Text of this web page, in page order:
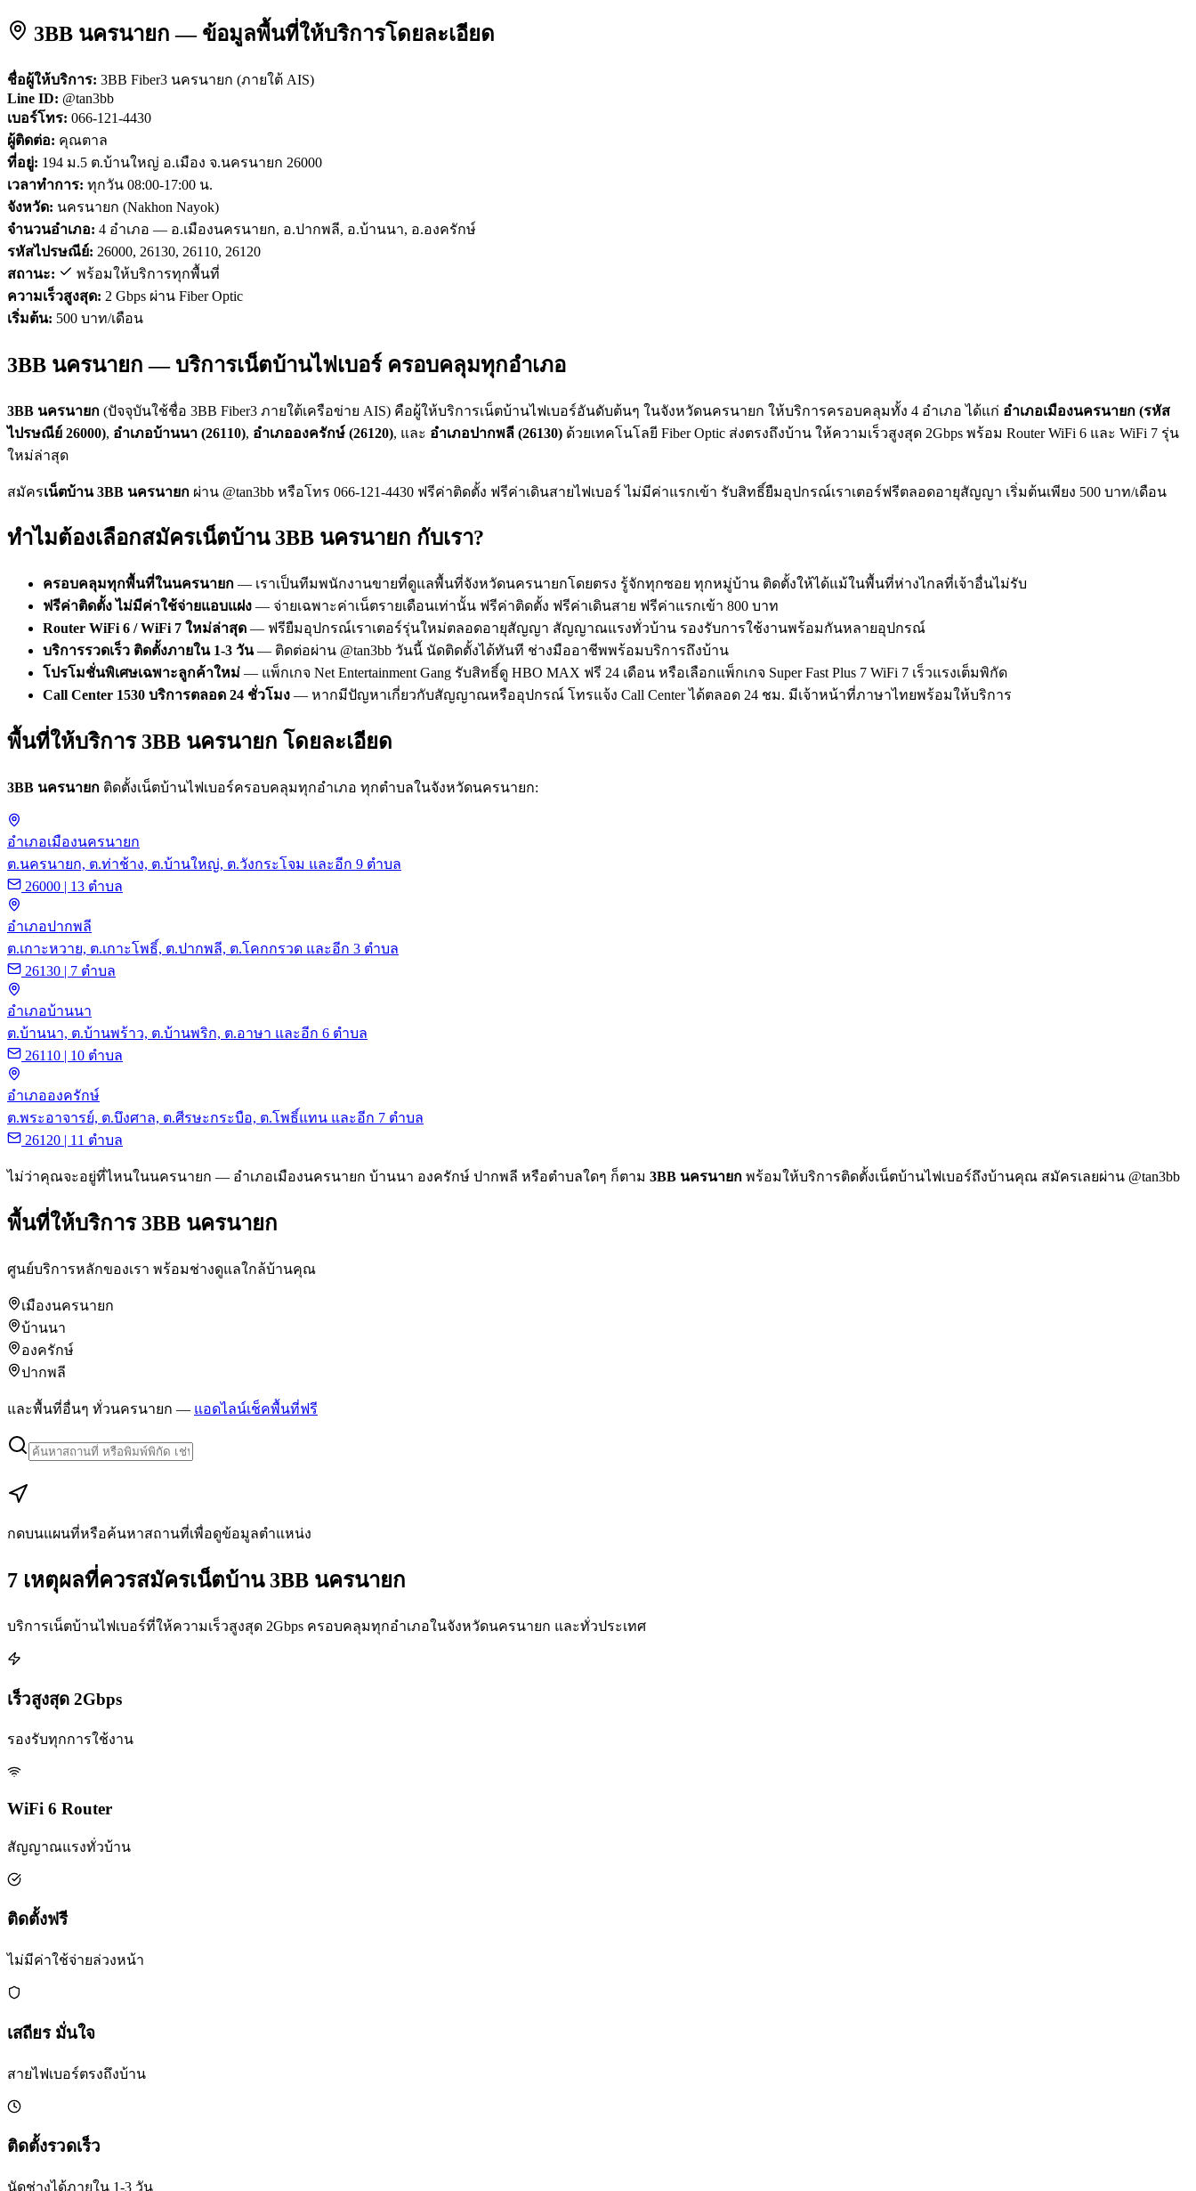
3BB นครนายก — ข้อมูลพื้นที่ให้บริการโดยละเอียด
ชื่อผู้ให้บริการ: 3BB Fiber3 นครนายก (ภายใต้ AIS)
Line ID: @tan3bb
เบอร์โทร: 066-121-4430
ผู้ติดต่อ: คุณตาล
ที่อยู่: 194 ม.5 ต.บ้านใหญ่ อ.เมือง จ.นครนายก 26000
เวลาทำการ: ทุกวัน 08:00-17:00 น.
จังหวัด: นครนายก (Nakhon Nayok)
จำนวนอำเภอ: 4 อำเภอ — อ.เมืองนครนายก, อ.ปากพลี, อ.บ้านนา, อ.องครักษ์
รหัสไปรษณีย์: 26000, 26130, 26110, 26120
สถานะ:
พร้อมให้บริการทุกพื้นที่
ความเร็วสูงสุด: 2 Gbps ผ่าน Fiber Optic
เริ่มต้น: 500 บาท/เดือน
3BB นครนายก — บริการเน็ตบ้านไฟเบอร์ ครอบคลุมทุกอำเภอ
3BB นครนายก (ปัจจุบันใช้ชื่อ 3BB Fiber3 ภายใต้เครือข่าย AIS) คือผู้ให้บริการเน็ตบ้านไฟเบอร์อันดับต้นๆ ในจังหวัดนครนายก ให้บริการครอบคลุมทั้ง 4 อำเภอ ได้แก่ อำเภอเมืองนครนายก (รหัส
ไปรษณีย์ 26000), อำเภอบ้านนา (26110), อำเภอองครักษ์ (26120), และ อำเภอปากพลี (26130) ด้วยเทคโนโลยี Fiber Optic ส่งตรงถึงบ้าน ให้ความเร็วสูงสุด 2Gbps พร้อม Router WiFi 6 และ WiFi 7 รุ่น
ใหม่ล่าสุด
สมัครเน็ตบ้าน 3BB นครนายก ผ่าน @tan3bb หรือโทร 066-121-4430 ฟรีค่าติดตั้ง ฟรีค่าเดินสายไฟเบอร์ ไม่มีค่าแรกเข้า รับสิทธิ์ยืมอุปกรณ์เราเตอร์ฟรีตลอดอายุสัญญา เริ่มต้นเพียง 500 บาท/เดือน
ทำไมต้องเลือกสมัครเน็ตบ้าน 3BB นครนายก กับเรา?
ครอบคลุมทุกพื้นที่ในนครนายก — เราเป็นทีมพนักงานขายที่ดูแลพื้นที่จังหวัดนครนายกโดยตรง รู้จักทุกซอย ทุกหมู่บ้าน ติดตั้งให้ได้แม้ในพื้นที่ห่างไกลที่เจ้าอื่นไม่รับ
ฟรีค่าติดตั้ง ไม่มีค่าใช้จ่ายแอบแฝง — จ่ายเฉพาะค่าเน็ตรายเดือนเท่านั้น ฟรีค่าติดตั้ง ฟรีค่าเดินสาย ฟรีค่าแรกเข้า 800 บาท
Router WiFi 6 / WiFi 7 ใหม่ล่าสุด — ฟรียืมอุปกรณ์เราเตอร์รุ่นใหม่ตลอดอายุสัญญา สัญญาณแรงทั่วบ้าน รองรับการใช้งานพร้อมกันหลายอุปกรณ์
บริการรวดเร็ว ติดตั้งภายใน 1-3 วัน— ติดต่อผ่าน @tan3bb วันนี้ นัดติดตั้งได้ทันที ช่างมืออาชีพพร้อมบริการถึงบ้าน
โปรโมชั่นพิเศษเฉพาะลูกค้าใหม่ — แพ็กเกจ Net Entertainment Gang รับสิทธิ์ดู HBO MAX ฟรี 24 เดือน หรือเลือกแพ็กเกจ Super Fast Plus 7 WiFi 7 เร็วแรงเต็มพิกัด
Call Center 1530 บริการตลอด 24 ชั่วโมง — หากมีปัญหาเกี่ยวกับสัญญาณหรืออุปกรณ์ โทรแจ้ง Call Center ได้ตลอด 24 ชม. มีเจ้าหน้าที่ภาษาไทยพร้อมให้บริการ
พื้นที่ให้บริการ 3BB นครนายก โดยละเอียด
3BB นครนายก ติดตั้งเน็ตบ้านไฟเบอร์ครอบคลุมทุกอำเภอ ทุกตำบลในจังหวัดนครนายก:
อำเภอเมืองนครนายก
ต.นครนายก, ต.ท่าช้าง, ต.บ้านใหญ่, ต.วังกระโจม และอีก 9 ตำบล
26000 | 13 ตำบล
อำเภอปากพลี
ต.เกาะหวาย, ต.เกาะโพธิ์, ต.ปากพลี, ต.โคกกรวด และอีก 3 ตำบล
26130 | 7 ตำบล
อำเภอบ้านนา
ต.บ้านนา, ต.บ้านพร้าว, ต.บ้านพริก, ต.อาษา และอีก 6 ตำบล
26110 | 10 ตำบล
อำเภอองครักษ์
ต.พระอาจารย์, ต.บึงศาล, ต.ศีรษะกระบือ, ต.โพธิ์แทน และอีก 7 ตำบล
26120 | 11 ตำบล
ไม่ว่าคุณจะอยู่ที่ไหนในนครนายก — อำเภอเมืองนครนายก บ้านนา องครักษ์ ปากพลี หรือตำบลใดๆ ก็ตาม 3BB นครนายก พร้อมให้บริการติดตั้งเน็ตบ้านไฟเบอร์ถึงบ้านคุณ สมัครเลยผ่าน @tan3bb
พื้นที่ให้บริการ 3BB นครนายก
ศูนย์บริการหลักของเรา พร้อมช่างดูแลใกล้บ้านคุณ
เมืองนครนายก
บ้านนา
องครักษ์
ปากพลี
และพื้นที่อื่นๆ ทั่วนครนายก — แอดไลน์เช็คพื้นที่ฟรี
+
กดบนแผนที่หรือค้นหาสถานที่เพื่อดูข้อมูลตำแหน่ง
7 เหตุผลที่ควรสมัครเน็ตบ้าน 3BB นครนายก
บริการเน็ตบ้านไฟเบอร์ที่ให้ความเร็วสูงสุด 2Gbps ครอบคลุมทุกอำเภอในจังหวัดนครนายก และทั่วประเทศ
เร็วสูงสุด 2Gbps
รองรับทุกการใช้งาน
WiFi 6 Router
สัญญาณแรงทั่วบ้าน
ติดตั้งฟรี
ไม่มีค่าใช้จ่ายล่วงหน้า
เสถียร มั่นใจ
สายไฟเบอร์ตรงถึงบ้าน
ติดตั้งรวดเร็ว
นัดช่างได้ภายใน 1-3 วัน